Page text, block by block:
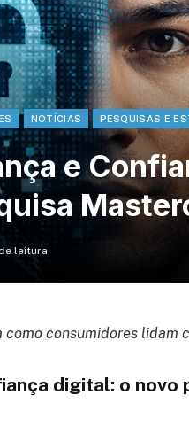
NOTÍCIAS PESQUISAS E
e
leitura
consumidores
digital: o novo